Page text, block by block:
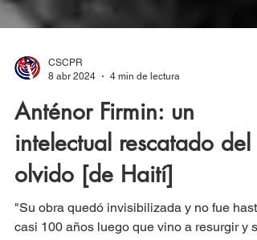
8 abr 2024
Anténor Firmin: un
intelectual rescatado del
olvido [de Haití]
"Su obra quedó invisibilizada y no fue hasta